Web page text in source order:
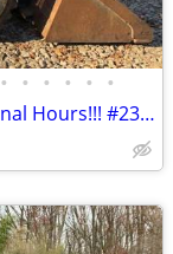
• • • • • •
2006 Bobcat S300 with Only 1296 Original Hours!!! #2375